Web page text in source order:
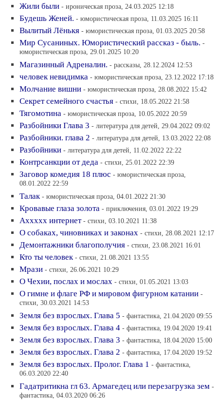
Жили были - ироническая проза, 24.03.2025 12:18
Будешь Женей. - юмористическая проза, 11.03.2025 16:11
Вылитый Лёнькя - юмористическая проза, 01.03.2025 20:58
Мир Сусаниных. Юмористический рассказ - быль. -
юмористическая проза, 29.01.2025 10:20
Магазинный Адреналин. - рассказы, 28.12.2024 12:53
человек невидимка - юмористическая проза, 23.12.2022 17:18
Молчание вишни - юмористическая проза, 28.08.2022 15:42
Секрет семейного счастья - стихи, 18.05.2022 21:58
Тягомотина - юмористическая проза, 10.05.2022 20:59
Разбойники Глава 3 - литература для детей, 29.04.2022 09:02
Разбойники. глава 2 - литература для детей, 13.03.2022 22:08
Разбойники - литература для детей, 11.02.2022 22:22
Контрсанкции от деда - стихи, 25.01.2022 22:39
Заговор комедия 18 плюс - юмористическая проза,
08.01.2022 22:59
Талак - юмористическая проза, 04.01.2022 21:30
Кровавые глаза золота - приключения, 03.01.2022 19:29
Аххххх интернет - стихи, 03.10.2021 11:38
О собаках, чиновниках и законах - стихи, 28.08.2021 12:17
Демонтажники благополучия - стихи, 23.08.2021 16:01
Кто ты человек - стихи, 21.08.2021 13:55
Мрази - стихи, 26.06.2021 10:29
О Чехии, послах и мослах - стихи, 01.05.2021 13:03
О гимне и флаге РФ и мировом фигурном катании -
стихи, 30.03.2021 14:53
Земля без взрослых. Глава 5 - фантастика, 21.04.2020 09:55
Земля без взрослых. Глава 4 - фантастика, 19.04.2020 19:41
Земля без взрослых. Глава 3 - фантастика, 18.04.2020 15:00
Земля без взрослых. Глава 2 - фантастика, 17.04.2020 19:52
Земля без взрослых. Пролог. Глава 1 - фантастика,
06.03.2020 22:40
Гадатритикна гл 63. Армагедец или перезагрузка зем -
фантастика, 04.03.2020 06:26